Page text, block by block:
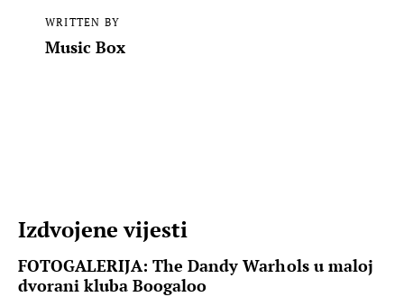
WRITTEN BY
Music Box
Izdvojene vijesti
FOTOGALERIJA: The Dandy Warhols u maloj
dvorani kluba Boogaloo